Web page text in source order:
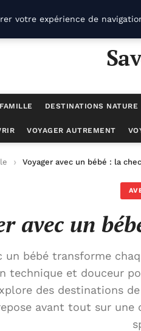
DESTINATIONS NATURE
VOYAGER AUTREMENT
Voyager avec un bébé : la
avec un
un bébé transforme
technique et douceur
des destinations
avant tout sur une
votre expérience de